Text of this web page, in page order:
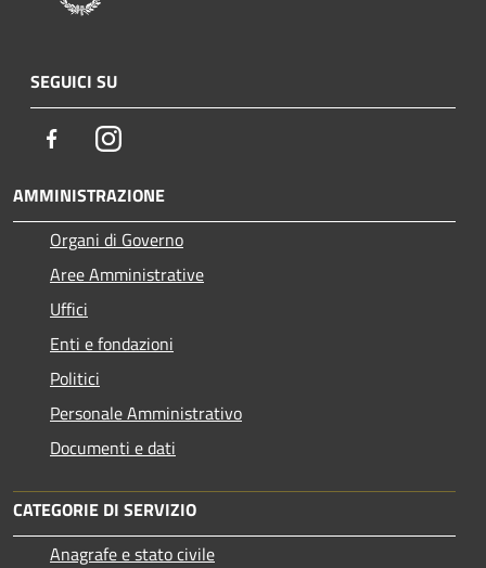
SEGUICI SU
FacebookInstagram
AMMINISTRAZIONE
Organi di Governo
Aree Amministrative
Uffici
Enti e fondazioni
Politici
Personale Amministrativo
Documenti e dati
CATEGORIE DI SERVIZIO
Anagrafe e stato civile